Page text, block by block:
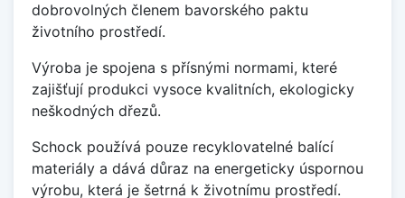
dobrovolných členem bavorského paktu
životního prostředí.
Výroba je spojena s přísnými normami, které
zajišťují produkci vysoce kvalitních, ekologicky
neškodných dřezů.
Schock používá pouze recyklovatelné balící
materiály a dává důraz na energeticky úspornou
výrobu, která je šetrná k životnímu prostředí.